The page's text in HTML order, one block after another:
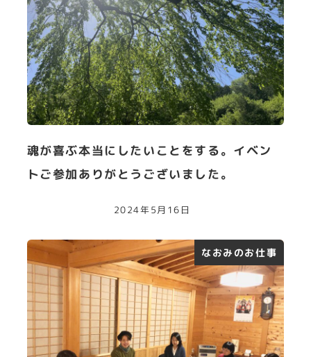
魂が喜ぶ本当にしたいことをする。イベン
トご参加ありがとうございました。
2024年5月16日
なおみのお仕事